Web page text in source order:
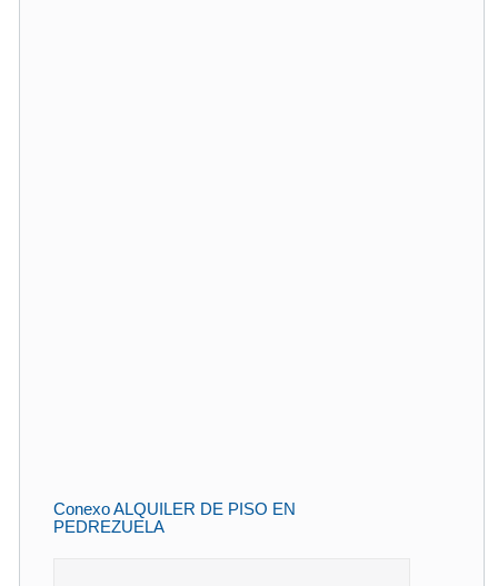
Conexo ALQUILER DE PISO EN
PEDREZUELA